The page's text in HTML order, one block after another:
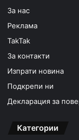
За нас
Реклама
TakTak
За контакти
Изпрати новина
Подкрепи ни
Декларация за
Категории